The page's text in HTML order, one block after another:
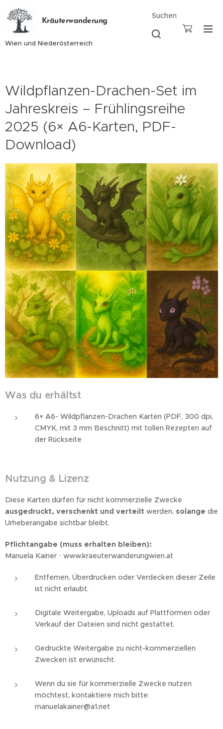
Kräuterwanderung
Wien und Niederösterreich
Suchen
Wildpflanzen-Drachen-Set im
Jahreskreis – Frühlingsreihe
2025 (6× A6-Karten, PDF-
Download)
Was du erhältst
6× A6- Wildpflanzen-Drachen Karten (PDF, 300 dpi,
CMYK, mit 3 mm Beschnitt) mit tollen Rezepten auf
der Rückseite
Nutzung & Lizenz
Diese Karten dürfen für nicht kommerzielle Zwecke
ausgedruckt, verschenkt und verteilt werden, solange die
Urheberangabe sichtbar bleibt.
Pflichtangabe (muss erhalten bleiben):
Manuela Kainer · www.kraeuterwanderungwien.at
Entfernen, Überdrucken oder Verdecken dieser Zeile
ist nicht erlaubt.
Digitale Weitergabe, Uploads auf Plattformen oder
Verkauf der Dateien sind nicht gestattet.
Gedruckte Weitergabe zu nicht-kommerziellen
Zwecken ist erwünscht.
Wenn du sie für kommerzielle Zwecke nutzen
möchtest, kontaktiere mich bitte:
manuelakainer@a1.net